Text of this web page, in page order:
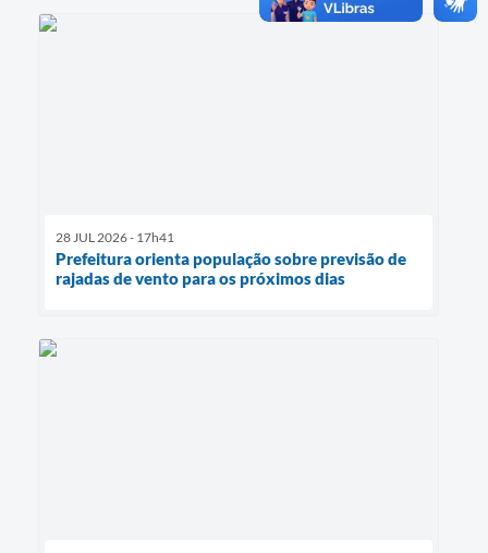
28 JUL 2026 - 17h41
Prefeitura orienta população sobre previsão de
rajadas de vento para os próximos dias